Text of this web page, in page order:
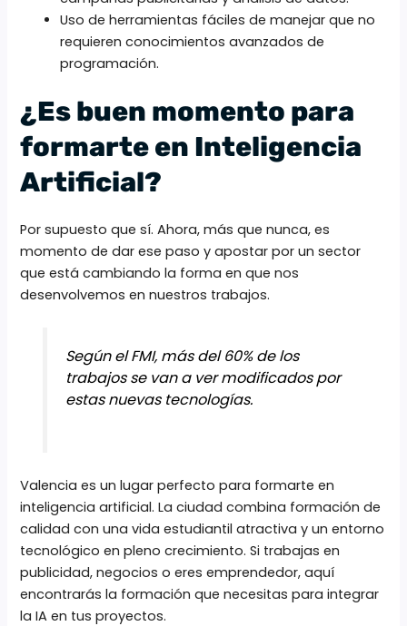
Uso de herramientas fáciles de manejar que no
requieren conocimientos avanzados de
programación.
¿Es buen momento para
formarte en Inteligencia
Artificial?
Por supuesto que sí. Ahora, más que nunca, es
momento de dar ese paso y apostar por un sector
que está cambiando la forma en que nos
desenvolvemos en nuestros trabajos.
Según el FMI, más del 60% de los
trabajos se van a ver modificados por
estas nuevas tecnologías.
Valencia es un lugar perfecto para formarte en
inteligencia artificial. La ciudad combina formación de
calidad con una vida estudiantil atractiva y un entorno
tecnológico en pleno crecimiento. Si trabajas en
publicidad, negocios o eres emprendedor, aquí
encontrarás la formación que necesitas para integrar
la IA en tus proyectos.